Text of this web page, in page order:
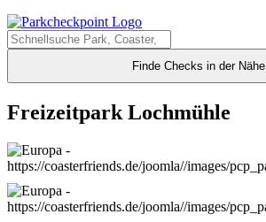
Finde Checks in der Nähe
Freizeitpark Lochmühle